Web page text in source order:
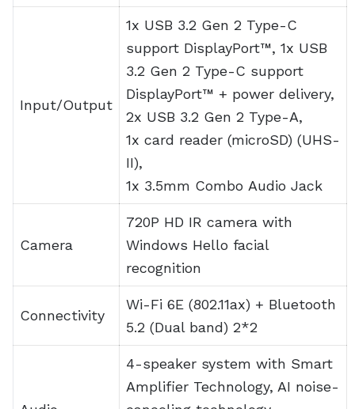
Amplifier Technology, AI noise-
canceling technology,
Dolby Atmos, Hi-
Res certification
Battery 76WHrs, 4S1P, 4-cell Li-ion
31.2 x 22.7 x 1.95 ~ 1.95 cm
1.72 Kg
Eclipse Gray, Moonlight White
Rp28.999.000 (Ryzen™ 7/RX
6700S/144Hz/2x8GB
RAM/512GB SSD)
Rp30.999.000 (Ryzen™ 9/RX
6700S/144Hz/2x8GB
RAM/512GB SSD)